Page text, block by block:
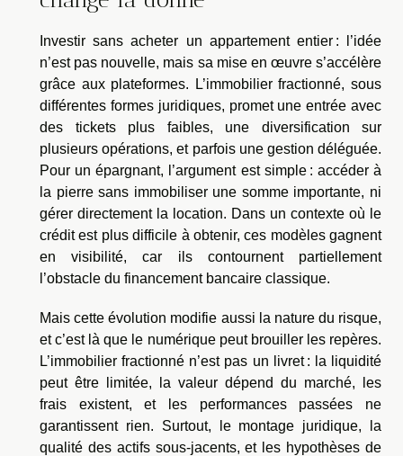
Investir sans acheter un appartement entier : l’idée
n’est pas nouvelle, mais sa mise en œuvre s’accélère
grâce aux plateformes. L’immobilier fractionné, sous
différentes formes juridiques, promet une entrée avec
des tickets plus faibles, une diversification sur
plusieurs opérations, et parfois une gestion déléguée.
Pour un épargnant, l’argument est simple : accéder à
la pierre sans immobiliser une somme importante, ni
gérer directement la location. Dans un contexte où le
crédit est plus difficile à obtenir, ces modèles gagnent
en visibilité, car ils contournent partiellement
l’obstacle du financement bancaire classique.
Mais cette évolution modifie aussi la nature du risque,
et c’est là que le numérique peut brouiller les repères.
L’immobilier fractionné n’est pas un livret : la liquidité
peut être limitée, la valeur dépend du marché, les
frais existent, et les performances passées ne
garantissent rien. Surtout, le montage juridique, la
qualité des actifs sous-jacents, et les hypothèses de